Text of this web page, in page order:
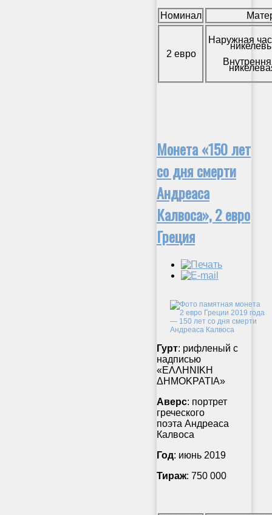
Номинал
2 евро
Наружная
Монета «150 лет
со дня смерти
Андреаса
Калвоса», 2 евро
Греция
Гурт: рифленый с
надписью
«ΕΛΛΗΝΙΚΗ
ΔΗΜΟΚΡΑΤΙΑ»
Аверс: портрет
греческого
поэта Андреаса
Калвоса
Год: июнь 2019
Тираж: 750 000